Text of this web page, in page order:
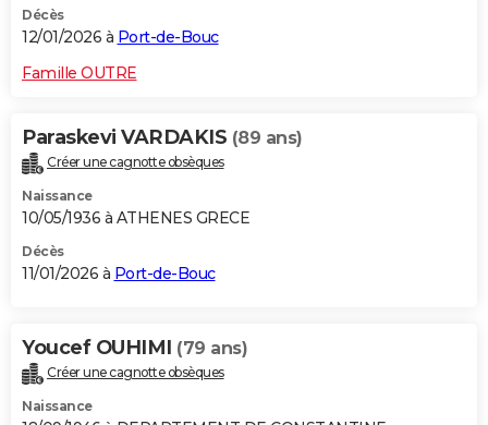
Décès
12/01/2026 à Port-de-Bouc
Famille OUTRE
Paraskevi VARDAKIS (89 ans)
Créer une cagnotte obsèques
Naissance
10/05/1936 à ATHENES GRECE
Décès
11/01/2026 à Port-de-Bouc
Youcef OUHIMI (79 ans)
Créer une cagnotte obsèques
Naissance